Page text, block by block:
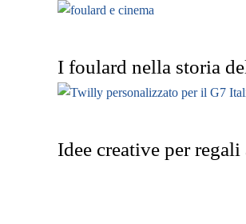
I foulard nella storia
Idee creative per